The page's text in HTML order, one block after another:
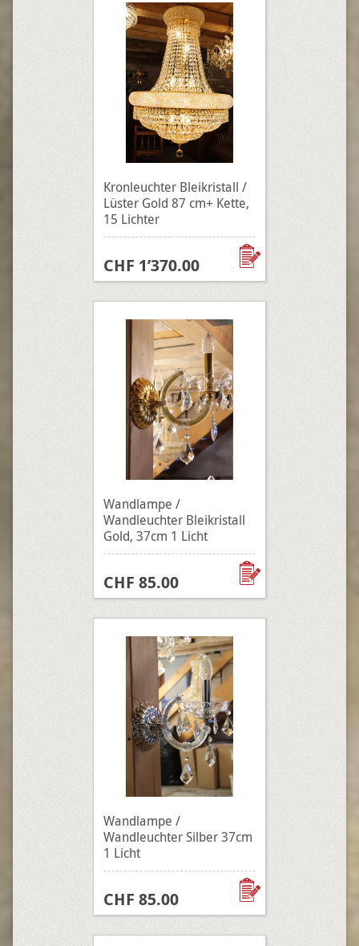
Kronleuchter Bleikristall /
Lüster Gold 87 cm+ Kette,
15 Lichter
CHF 1’370.00
Wandlampe /
Wandleuchter Bleikristall
Gold, 37cm 1 Licht
CHF 85.00
Wandlampe /
Wandleuchter Silber 37cm
1 Licht
CHF 85.00